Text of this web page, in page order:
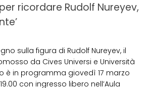
ricordare Rudolf Nureyev,
sulla figura di Rudolf Nureyev, il
da Cives Universi e Università
è in programma giovedì 17 marzo
con ingresso libero nell’Aula